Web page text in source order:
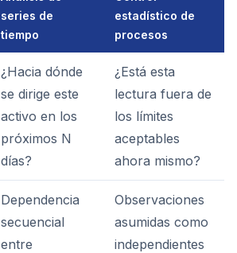
series de
tiempo
estadístico de
procesos
¿Hacia dónde
se dirige este
activo en los
próximos N
días?
¿Está esta
lectura fuera de
los límites
aceptables
ahora mismo?
Dependencia
secuencial
entre
Observaciones
asumidas como
independientes